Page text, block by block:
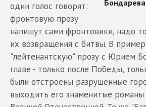
один голос говорят:
фронтовую прозу
напишут сами фронтовики, надо
их возвращения с битвы. В
"лейтенантскую" прозу с Юрием
главе - только после Победы,
были отстроены разрушенные
выходить его знаменитые романы